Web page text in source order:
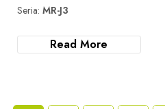
Seria: MR-J3
Read More